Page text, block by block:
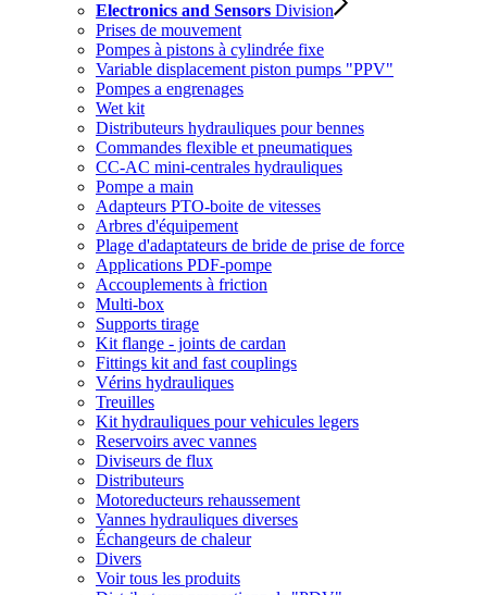
Electronics and Sensors Division
Prises de mouvement
Pompes à pistons à cylindrée fixe
Variable displacement piston pumps "PPV"
Pompes a engrenages
Wet kit
Distributeurs hydrauliques pour bennes
Commandes flexible et pneumatiques
CC-AC mini-centrales hydrauliques
Pompe a main
Adapteurs PTO-boite de vitesses
Arbres d'équipement
Plage d'adaptateurs de bride de prise de force
Applications PDF-pompe
Accouplements à friction
Multi-box
Supports tirage
Kit flange - joints de cardan
Fittings kit and fast couplings
Vérins hydrauliques
Treuilles
Kit hydrauliques pour vehicules legers
Reservoirs avec vannes
Diviseurs de flux
Distributeurs
Motoreducteurs rehaussement
Vannes hydrauliques diverses
Échangeurs de chaleur
Divers
Voir tous les produits